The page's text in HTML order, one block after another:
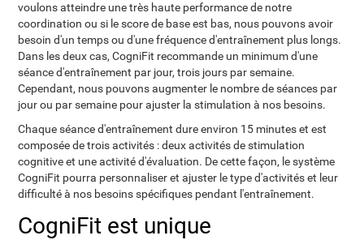
voulons atteindre une très haute performance de notre
coordination ou si le score de base est bas, nous pouvons avoir
besoin d'un temps ou d'une fréquence d'entraînement plus longs.
Dans les deux cas, CogniFit recommande un minimum d'une
séance d'entraînement par jour, trois jours par semaine.
Cependant, nous pouvons augmenter le nombre de séances par
jour ou par semaine pour ajuster la stimulation à nos besoins.
Chaque séance d'entraînement dure environ 15 minutes et est
composée de trois activités : deux activités de stimulation
cognitive et une activité d'évaluation. De cette façon, le système
CogniFit pourra personnaliser et ajuster le type d'activités et leur
difficulté à nos besoins spécifiques pendant l'entraînement.
CogniFit est unique